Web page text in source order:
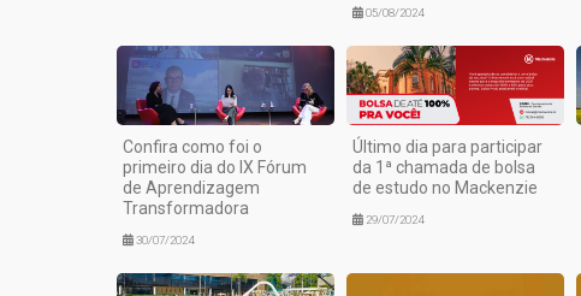
05/08/2024
Confira como foi o
primeiro dia do IX Fórum
de Aprendizagem
Transformadora
30/07/2024
Último dia para participar
da 1ª chamada de bolsa
de estudo no Mackenzie
29/07/2024